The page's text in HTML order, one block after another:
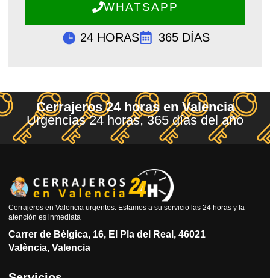
WHATSAPP
24 HORAS 365 DÍAS
Cerrajeros 24 horas en Valencia
Urgencias 24 horas, 365 días del año
Cerrajeros en Valencia urgentes. Estamos a su servicio las 24 horas y la
atención es inmediata
Carrer de Bèlgica, 16, El Pla del Real, 46021
València, Valencia